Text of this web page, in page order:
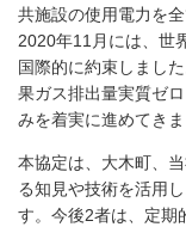
共施設の使用電力を
2020年11月には、世
国際的に約束しまし
果ガス排出量実質ゼ
みを着実に進めてきま
本協定は、大木町、
る知見や技術を活用
す。今後2者は、定期